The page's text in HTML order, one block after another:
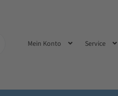
Mein Konto Service